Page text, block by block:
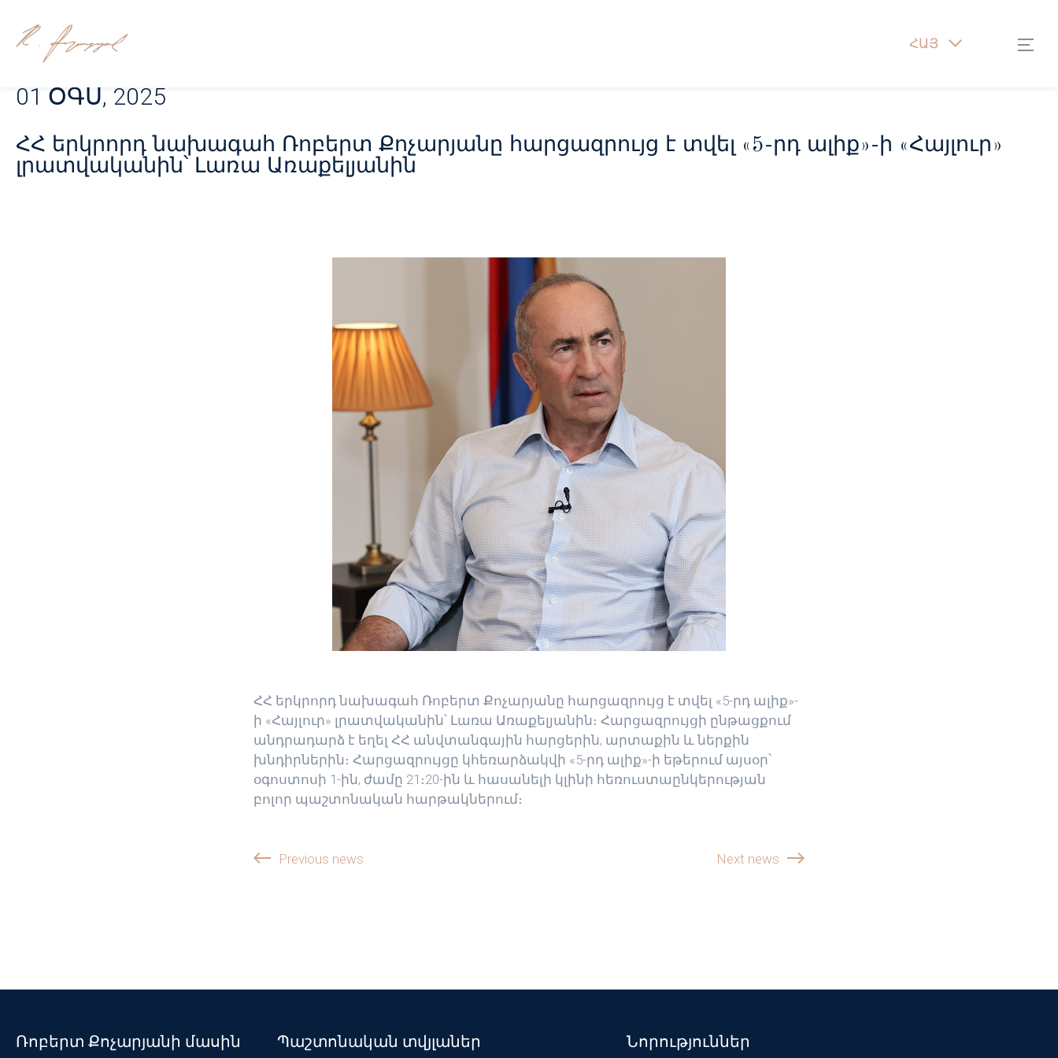
ՀԱՅ
01 ՕԳՍ, 2025
ՀՀ երկրորդ նախագահ Ռոբերտ Քոչարյանը հարցազրույց է տվել «5-րդ ալիք»-ի «Հայլուր»
լրատվականին՝ Լառա Առաքելյանին
ՀՀ երկրորդ նախագահ Ռոբերտ Քոչարյանը հարցազրույց է տվել «5-րդ ալիք»-
ի «Հայլուր» լրատվականին՝ Լառա Առաքելյանին։ Հարցազրույցի ընթացքում
անդրադարձ է եղել ՀՀ անվտանգային հարցերին, արտաքին և ներքին
խնդիրներին։ Հարցազրույցը կհեռարձակվի «5-րդ ալիք»-ի եթերում այսօր՝
օգոստոսի 1-ին, ժամը 21։20-ին և հասանելի կլինի հեռուստաընկերության
բոլոր պաշտոնական հարթակներում։
Previous news Next news
Ռոբերտ Քոչարյանի մասին Պաշտոնական տվյլաներ Նորություններ